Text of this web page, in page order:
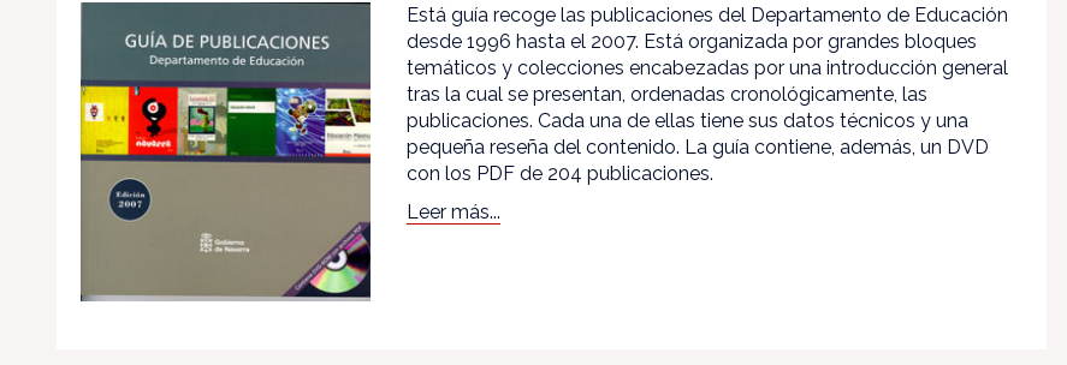
Está guía recoge las publicaciones del Departamento de Educación
desde 1996 hasta el 2007. Está organizada por grandes bloques
temáticos y colecciones encabezadas por una introducción general
tras la cual se presentan, ordenadas cronológicamente, las
publicaciones. Cada una de ellas tiene sus datos técnicos y una
pequeña reseña del contenido. La guía contiene, además, un DVD
con los PDF de 204 publicaciones.
Leer más...